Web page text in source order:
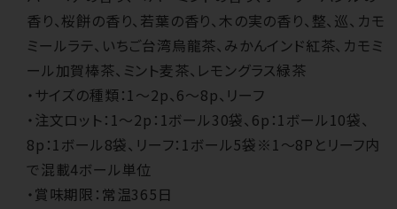
香り、桜餅の香り、若葉の香り、木の実の香り、整、巡、カモ
ミールラテ、いちご台湾烏龍茶、みかんインド紅茶、カモミ
ール加賀棒茶、ミント麦茶、レモングラス緑茶
・サイズの種類：1～2p、6～8p、リーフ
・注文ロット：1～2p：1ボール30袋、6p：1ボール10袋、
8p：1ボール8袋、リーフ：1ボール5袋※1～8Pとリーフ内
で混載4ボール単位
・賞味期限：常温365日